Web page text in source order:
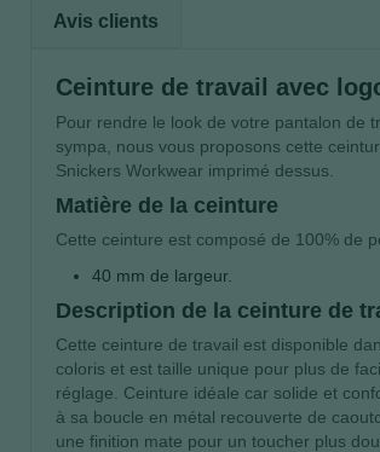
Avis clients
Ceinture de travail avec
Pour rendre le look de votre pantalon de
sympa, nous vous proposons cette
Snickers Workwear imprimé dessus.
Matière de la ceinture
Cette ceinture est composé de 100% de
40 mm de largeur.
Description de la ceinture de
Cette ceinture de travail est disponible
coloris et est taille unique pour plus de
réglage. Ceinture idéale car solide et
à sa boucle en métal recouverte de
une finition mate pour un toucher plus